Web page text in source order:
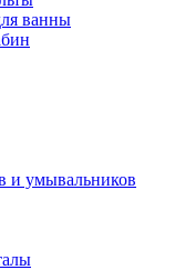
ванны
и умывальников